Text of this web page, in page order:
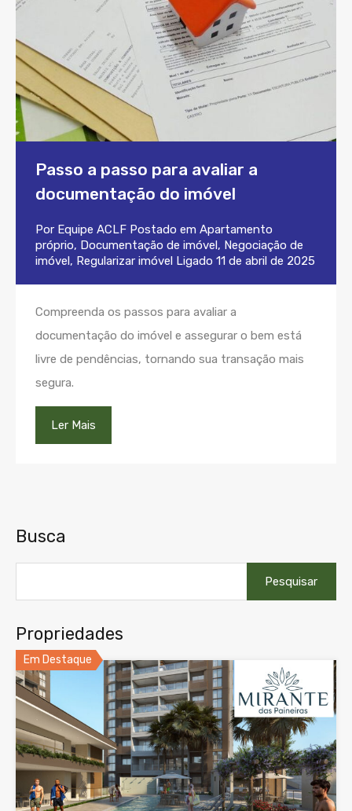
Passo a passo para avaliar a
documentação do imóvel
Por Equipe ACLF Postado em Apartamento
próprio, Documentação de imóvel, Negociação de
imóvel, Regularizar imóvel Ligado 11 de abril de 2025
Compreenda os passos para avaliar a
documentação do imóvel e assegurar o bem está
livre de pendências, tornando sua transação mais
segura.
Ler Mais
Busca
por:
Propriedades
Em Destaque